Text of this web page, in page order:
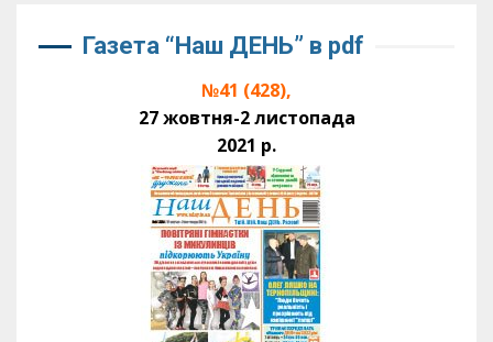
Газета “Наш ДЕНЬ” в pdf
№41 (428),
27 жовтня-2 листопада
2021 р.